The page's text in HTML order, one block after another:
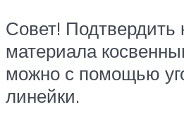
Совет! Подтвердить
материала
можно с помощью
линейки.